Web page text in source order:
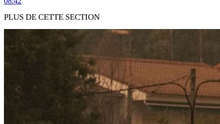
PLUS DE CETTE SECTION